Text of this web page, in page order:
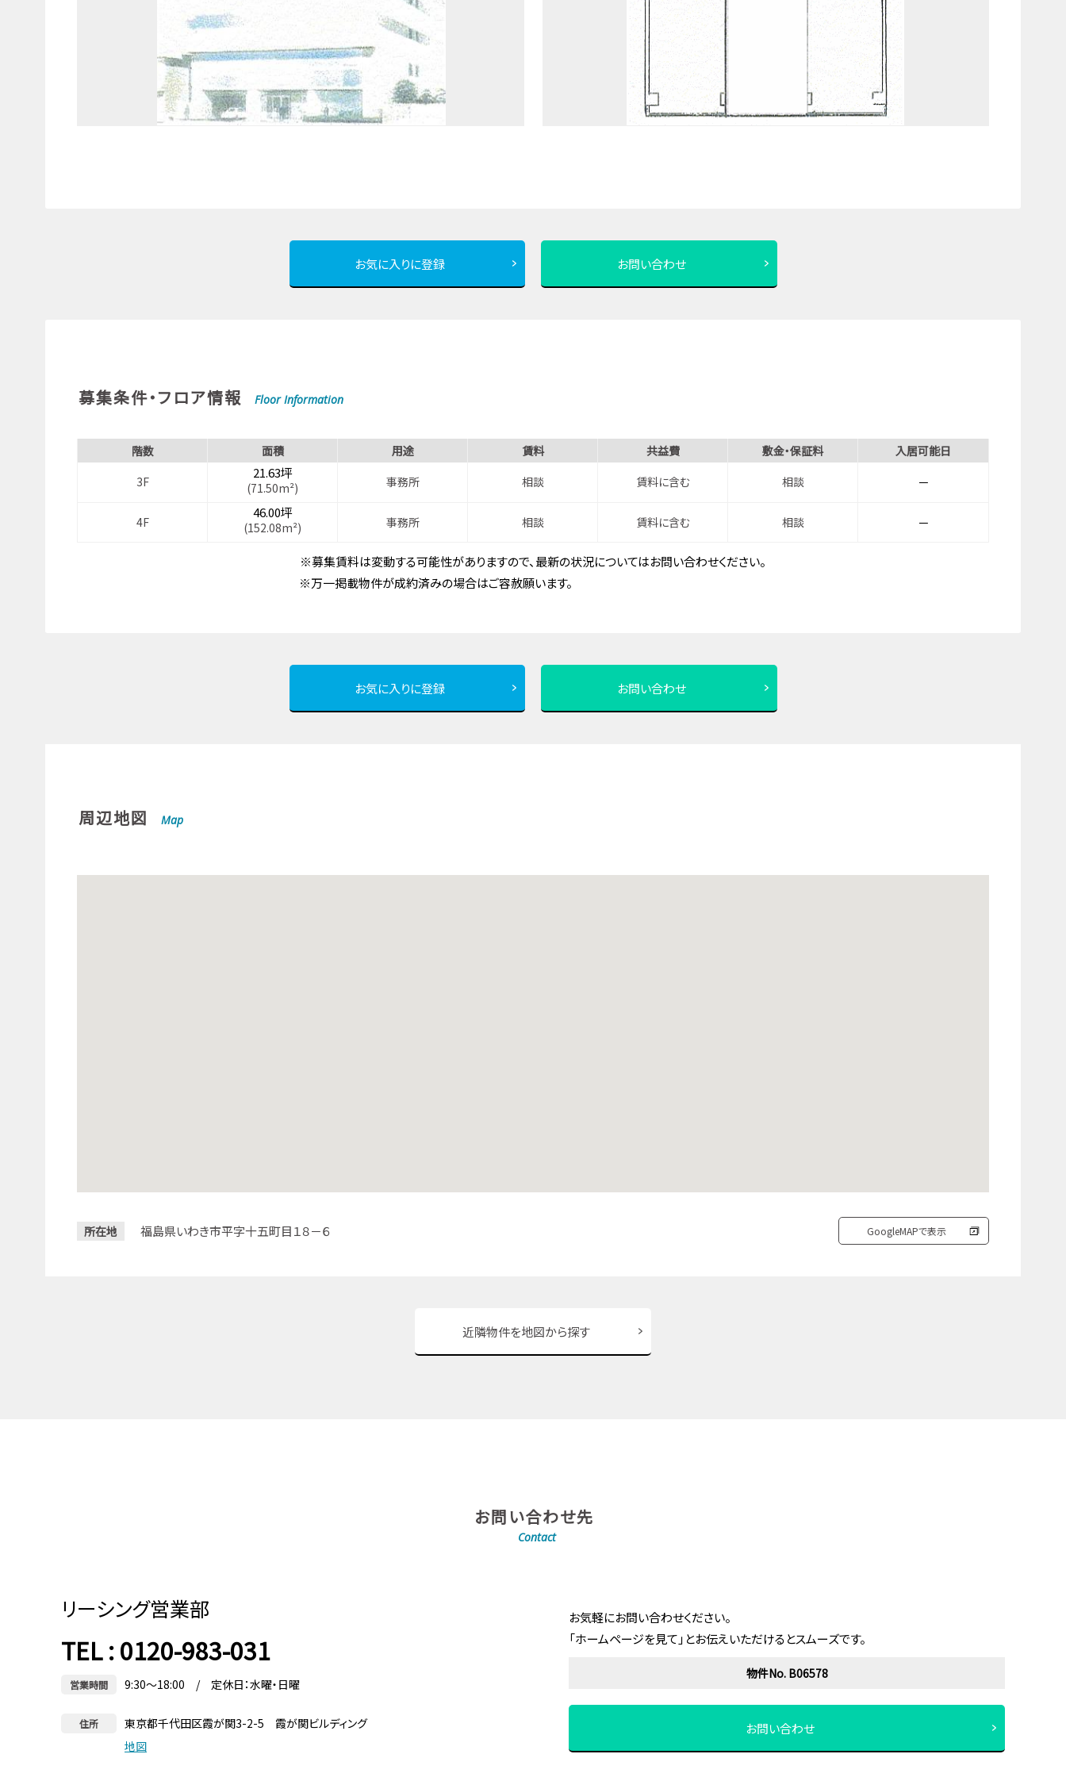
お気に入りに登録 お問い合わせ
募集条件・フロア情報 Floor Information
階数 面積 用途 賃料 共益費 敷金・保証料
入居可能日
3F
21.63坪
(71.50m²) 事務所 相談 賃料に含む 相談 －
4F
46.00坪
(152.08m²) 事務所 相談 賃料に含む 相談 －
※募集賃料は変動する可能性がありますので、最新の状況についてはお問い合わせください。
※万一掲載物件が成約済みの場合はご容赦願います。
お気に入りに登録 お問い合わせ
周辺地図 Map
所在地 福島県いわき市平字十五町目１８－６ GoogleMAPで表示
近隣物件を地図から探す
お問い合わせ先
Contact
お気軽にお問い合わせください。
「ホームページを見て」とお伝えいただけるとスムーズです。
物件No. B06578
お問い合わせ
リーシング営業部
TEL : 0120-983-031
営業時間 9:30～18:00 / 定休日：水曜・日曜
住所
東京都千代田区霞が関3-2-5 霞が関ビルディング
地図